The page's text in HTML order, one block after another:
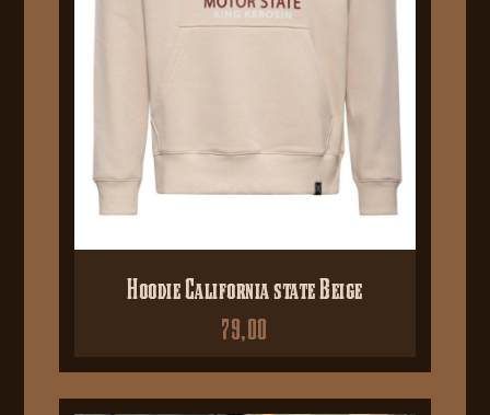
Hoodie California state Beige
79,00